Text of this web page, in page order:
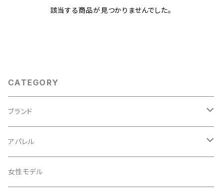
該当する商品が見つかりませんでした。
CATEGORY
ブランド
ABUS/アブス
ADEPT/アデプト
アパレル
Tシャツ
女性モデル